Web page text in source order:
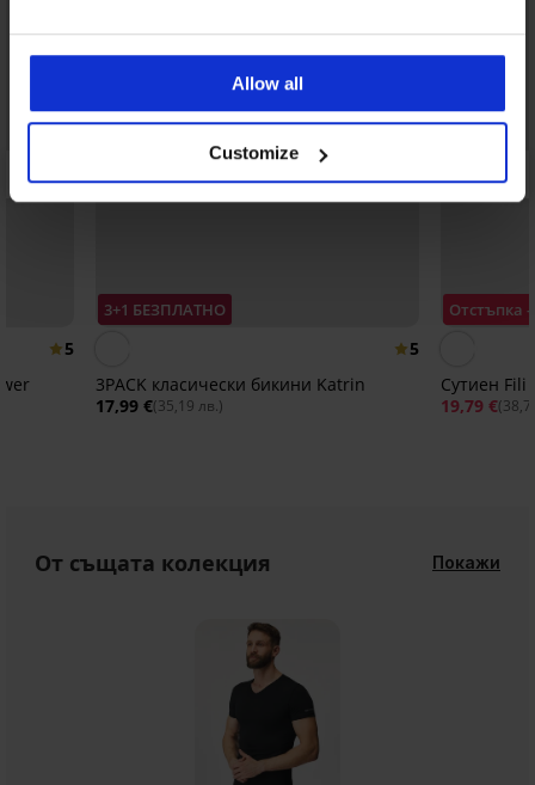
Allow all
Customize
5
3+1 БЕЗПЛАТНО
5
3PACK класически бикини Katrin
17,99 €(35,19 лв.)
Отстъпка -
19,79 €
От същата колекция Покажи